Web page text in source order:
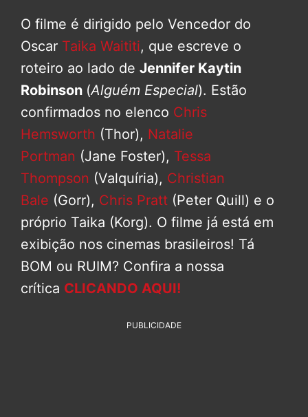
O filme é dirigido pelo Vencedor do
Oscar Taika Waititi, que escreve o
roteiro ao lado de Jennifer Kaytin
Robinson (Alguém Especial). Estão
confirmados no elenco Chris
Hemsworth (Thor), Natalie
Portman (Jane Foster), Tessa
Thompson (Valquíria), Christian
Bale (Gorr), Chris Pratt (Peter Quill) e o
próprio Taika (Korg). O filme já está em
exibição nos cinemas brasileiros! Tá
BOM ou RUIM? Confira a nossa
crítica CLICANDO AQUI!
PUBLICIDADE